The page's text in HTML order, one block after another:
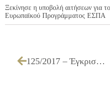
Ξεκίνησε η υποβολή αιτήσεων για
Ευρωπαϊκού Προγράμματος ΕΣΠΑ
125/2017 – Έγκριση πρακτικού δικαιολογητικών κατακύρωσης της επιτροπής διαγωνισμού και κατακύρωση του διεθνούς ηλεκτρονικού διαγωνισμού για την «Προμήθεια τροφίμων για τις ανάγκες των Υπηρεσιών του Δήμου για το έτος 2017»